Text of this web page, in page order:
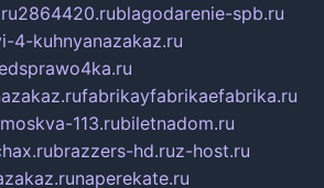
2864420.rublagodarenie-spb.ru
4-kuhnyanazakaz.ru
fabrikayfabrikaefabrika.ru
113.rubiletnadom.ru
brazzers-hd.ruz-host.ru
naperekate.ru